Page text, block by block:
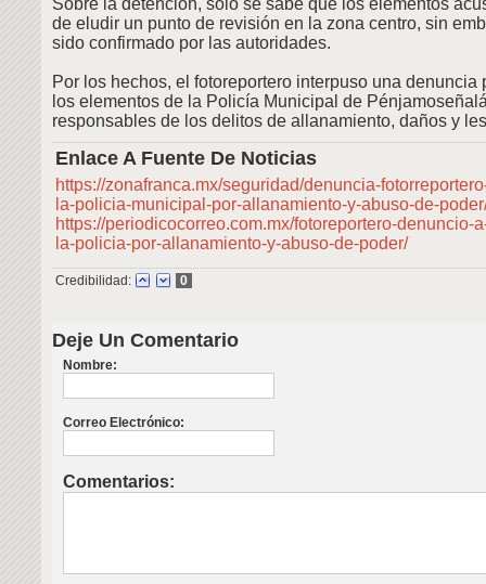
Sobre la detención, solo se sabe que los elementos
de eludir un punto de revisión en la zona centro, sin
sido confirmado por las autoridades.
Por los hechos, el fotoreportero interpuso una denuncia
los elementos de la Policía Municipal de
responsables de los delitos de allanamiento, daños y
Enlace A Fuente De Noticias
https://zonafranca.mx/seguridad/denuncia-
la-policia-municipal-por-allanamiento-y-abuso-de-
https://periodicocorreo.com.mx/fotoreportero-denuncio-
la-policia-por-allanamiento-y-abuso-de-poder/
Credibilidad: 0
Deje Un Comentario
Nombre:
Correo Electrónico:
Comentarios: